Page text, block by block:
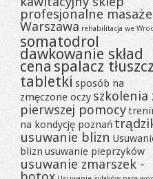
profesjonalne masaże
Warszawa rehabilitacja we
somatodrol
dawkowanie skład
cena spalacz
tabletki sposób na
zmęczone oczy szkolenia
pierwszej pomocy
na kondycję poznań
usuwanie blizn
blizn usuwanie pieprzyków
usuwanie zmarszek -